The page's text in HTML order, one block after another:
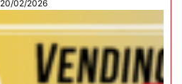
20/02/2026